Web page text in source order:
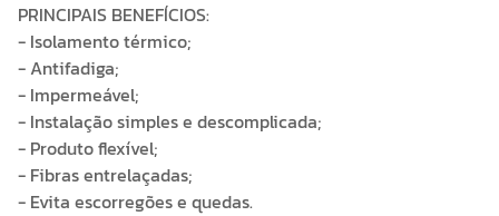
PRINCIPAIS BENEFÍCIOS:
- Isolamento térmico;
- Antifadiga;
- Impermeável;
- Instalação simples e descomplicada;
- Produto flexível;
- Fibras entrelaçadas;
- Evita escorregões e quedas.